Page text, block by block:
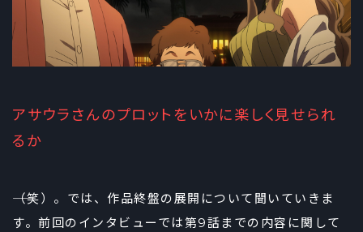
アサウラさんのプロットをいかに楽しく見せられ
るか
――（笑）。では、作品終盤の展開について聞いていきま
す。前回のインタビューでは第9話までの内容に関して